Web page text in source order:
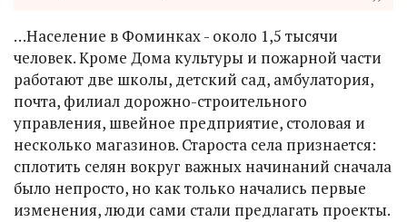
…Население в Фоминках - около 1,5 тысячи
человек. Кроме Дома культуры и пожарной части
работают две школы, детский сад, амбулатория,
почта, филиал дорожно-строительного
управления, швейное предприятие, столовая и
несколько магазинов. Староста села признается:
сплотить селян вокруг важных начинаний сначала
было непросто, но как только начались первые
изменения, люди сами стали предлагать проекты.